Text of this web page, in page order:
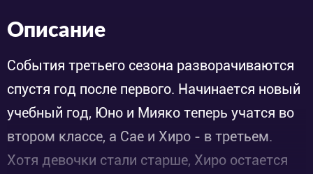
Описание
События третьего сезона разворачиваются
спустя год после первого. Начинается новый
учебный год, Юно и Мияко теперь учатся во
втором классе, а Сае и Хиро - в третьем.
Хотя девочки стали старше, Хиро остается